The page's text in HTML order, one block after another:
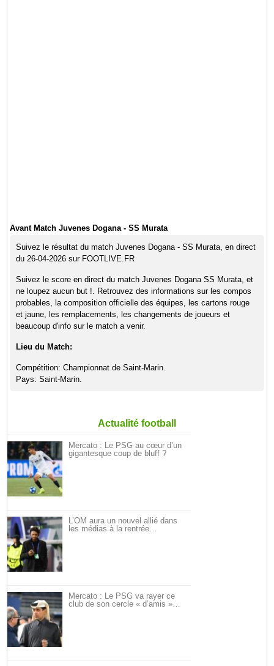
Avant Match Juvenes Dogana - SS Murata
Suivez le résultat du match Juvenes Dogana - SS Murata, en direct
du 26-04-2026 sur FOOTLIVE.FR
Suivez le score en direct du match Juvenes Dogana SS Murata, et
ne loupez aucun but !. Retrouvez des informations sur les compos
probables, la composition officielle des équipes, les cartons rouge
et jaune, les remplacements, les changements de joueurs et
beaucoup d'info sur le match a venir.
Lieu du Match:
Compétition: Championnat de Saint-Marin.
Pays: Saint-Marin.
Actualité football
Mercato : Le PSG au cœur d’un
gigantesque coup de bluff ?
L’OM aura un nouvel allié dans
les médias à la rentrée…
Mercato : Le PSG va rayer ce
club de son cercle « d’amis »…